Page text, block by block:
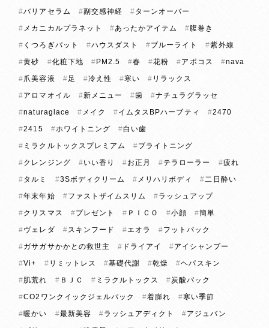
バリアセラム
副交感神経
ターンオーバー
メカニカルプラネット
あったかアイテム
腹巻き
くつろぎパット
ハウスダスト ブルーライト
紫外線
黄砂
化粧下地 PM2.5 春 花粉 アポコス
nava
爪美容液
足 冷え性 寒い
リラックス
アロマオイル
新メニュー 歯
ナチュラグラッセ
naturaglace
メイク イムタスBPハーブティ
2470
2415
ホワイトニング
白い歯
ミラクルトックスプレミアム
ブライトニング
クレンジング
いい香り お正月 テラローラー
疲れ
タルミ
3Sボディクリーム メリハリボディ
二日酔い
年末年始
ファストザイムスリム
ラッシュアップ
クリスマス
プレゼント ＰＩＣＯ 小顔
簡単
ヴェレダ
スキンフード エオラ
フットパック
ガサガサかかとの救世主
ドライアイ
アイシャンプー
Vi+
リミットレス 基礎代謝 乾燥
ヘパスキン
肌荒れ
ＢＪＣ ミラクルトックス
炭酸パック
CO2ワンクイックジェルパック
着膨れ
寒い季節
暖かい
最新美容 ラッシュアディクト
アジュバン